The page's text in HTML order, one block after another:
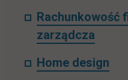
Rachunkowość
zarządcza
Home design